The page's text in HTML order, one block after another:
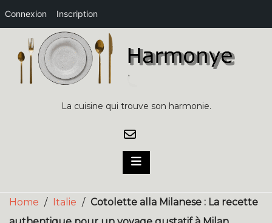
Connexion Inscription
content
La cuisine qui trouve son harmonie.
Home / Italie / Cotolette alla Milanese : La recette